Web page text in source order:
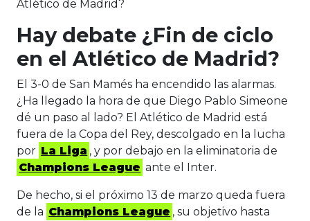
Atlético de Madrid?
Hay debate ¿Fin de ciclo
en el Atlético de Madrid?
El 3-0 de San Mamés ha encendido las alarmas.
¿Ha llegado la hora de que Diego Pablo Simeone
dé un paso al lado? El Atlético de Madrid está
fuera de la Copa del Rey, descolgado en la lucha
por La Liga , y por debajo en la eliminatoria de
Champions League ante el Inter.
De hecho, si el próximo 13 de marzo queda fuera
de la Champions League , su objetivo hasta